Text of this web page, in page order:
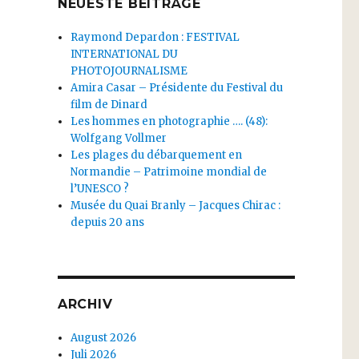
NEUESTE BEITRÄGE
Raymond Depardon : FESTIVAL
INTERNATIONAL DU
PHOTOJOURNALISME
Amira Casar – Présidente du Festival du
film de Dinard
Les hommes en photographie …. (48):
Wolfgang Vollmer
Les plages du débarquement en
Normandie – Patrimoine mondial de
l’UNESCO ?
Musée du Quai Branly – Jacques Chirac :
depuis 20 ans
ARCHIV
August 2026
Juli 2026